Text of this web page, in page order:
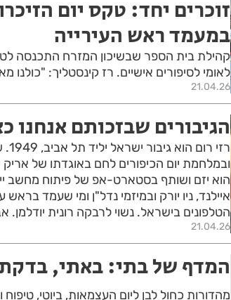
זוכרים יחד: טקס יום
במעמד ראש העירייה
קהילת בית הספר שבשיכון המזרח התכנסה
לאומי לסיפורים אישיים. רז קינסטליך:
21.04.26
הגיבורים שבזכותם אנחנו
ובמלחמת יום הכיפורים לחם באוגדתו של
הוא יזם ושותף בסטארט-אפ של פיתוח מחשב
איילנד, ניו יורק ובמיזמי נדל"ן ומי שעמד
הטלפונים בישראל. נשוי לרבקה רונית
21.04.26
המדף של בתי: באתי,
מהדורות כחול לבן ליום העצמאות, ביוטי,